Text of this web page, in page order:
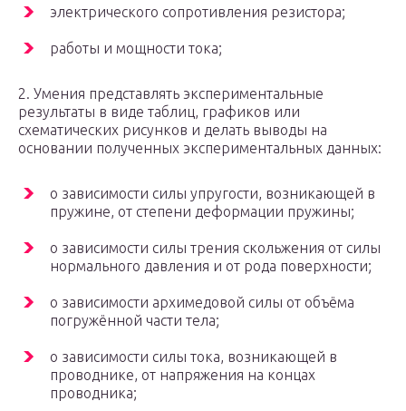
электрического сопротивления резистора;
работы и мощности тока;
2. Умения представлять экспериментальные
результаты в виде таблиц, графиков или
схематических рисунков и делать выводы на
основании полученных экспериментальных данных:
о зависимости силы упругости, возникающей в
пружине, от степени деформации пружины;
о зависимости силы трения скольжения от силы
нормального давления и от рода поверхности;
о зависимости архимедовой силы от объёма
погружённой части тела;
о зависимости силы тока, возникающей в
проводнике, от напряжения на концах
проводника;